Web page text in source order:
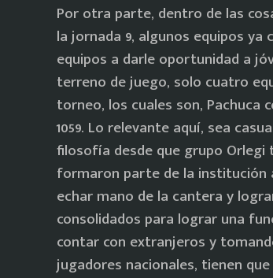
Por otra parte, dentro de las
la jornada 9, algunos equipos
equipos a darle oportunidad a
terreno de juego, solo cuatro
torneo, los cuales son, Pachuca
1059. Lo relevante aquí, sea
filosofía desde que grupo Orlegi
formaron parte de la institución
echar mano de la cantera y
consolidados para lograr una
contar con extranjeros y
jugadores nacionales, tienen